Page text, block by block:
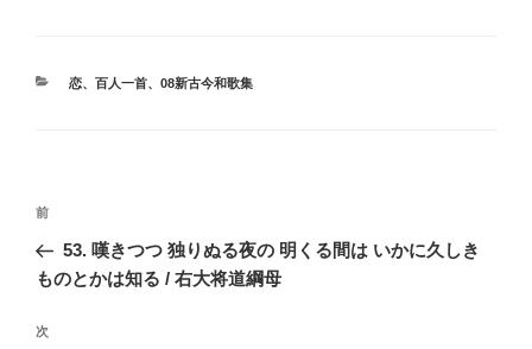
カ
恋、 百人一首、 08新古今和歌集
投
ナ
ゲ
前
の
投
前
53. 嘆きつつ 独りぬる夜の 明くる間は いかに久しき
ものとかは知る / 右大将道綱母
次
次